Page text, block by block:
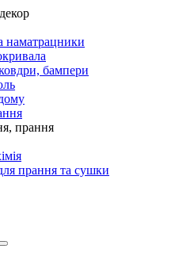
наматрацники
бампери
прання
прання та сушки